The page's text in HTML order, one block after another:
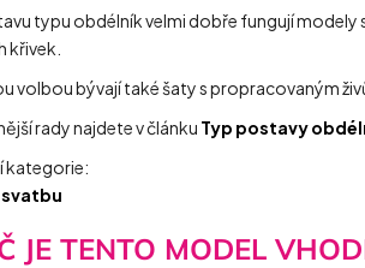
typu obdélník velmi dobře fungují
křivek.
volbou bývají také šaty s propracovaným
rady najdete v článku Typ postavy
kategorie:
svatbu
JE TENTO MODEL